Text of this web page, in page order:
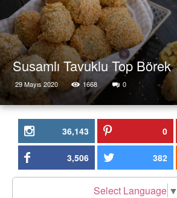
Susamlı Tavuklu Top Börek
29 Mayıs 2020 1668 0
36,143 0
3,506 382
Select Language ▼